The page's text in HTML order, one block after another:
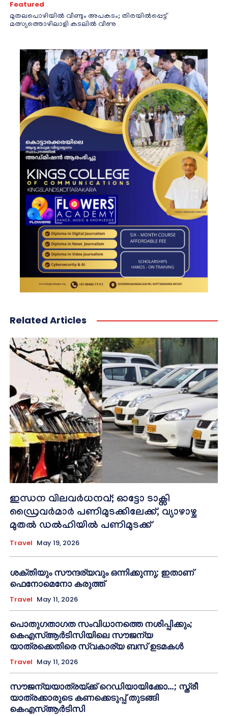
Featured
മുതലപൊഴിയിൽ വീണ്ടും അപകടം; തിരയിൽപ്പെട്ട്
മത്സ്യത്തൊഴിലാളി കടലിൽ വീണു
Related Articles
ഇന്ധന വിലവർധനവ്; ഓട്ടോ ടാക്സി
ഡ്രൈവർമാർ പണിമുടക്കിലേക്ക്, വ്യാഴാഴ്ച
മുതൽ ഡൽഹിയിൽ പണിമുടക്ക്
Travel May 19, 2026
ശക്തിയും സൗന്ദര്യവും ഒന്നിക്കുന്നു; ഇതാണ്
ഫെനോമെനോ കരുത്ത്
Travel May 11, 2026
പൊതുഗതാഗത സംവിധാനത്തെ നശിപ്പിക്കും;
കെഎസ്ആർടിസിയിലെ സൗജന്യ
യാത്രക്കെതിരെ സ്വകാര്യ ബസ് ഉടമകൾ
Travel May 11, 2026
സൗജന്യയാത്രയ്ക്ക് റെഡിയായിക്കോ…; സ്ത്രീ
യാത്രക്കാരുടെ കണക്കെടുപ്പ് തുടങ്ങി
കെഎസ്ആര്‍ടിസി